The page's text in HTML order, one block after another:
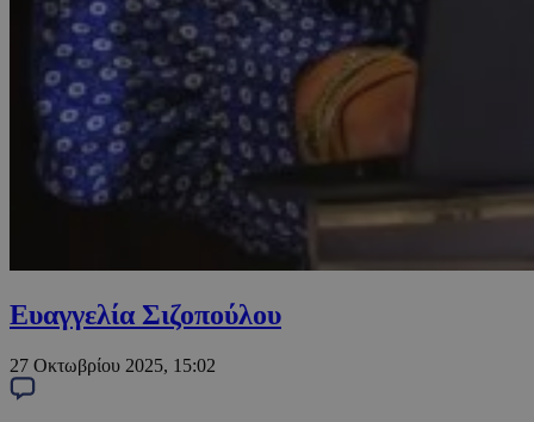
Ευαγγελία Σιζοπούλου
27 Οκτωβρίου 2025, 15:02